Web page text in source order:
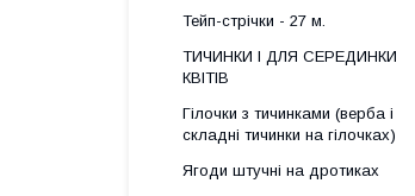
Тейп-стрічки - 27 м.
ТИЧИНКИ І ДЛЯ СЕРЕДИНКИ
КВІТІВ
Гілочки з тичинками (верба і
складні тичинки на гілочках)
Ягоди штучні на дротиках